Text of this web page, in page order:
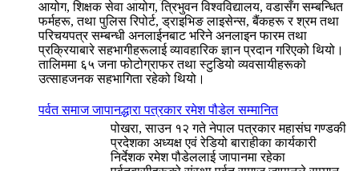
आयोग, शिक्षक सेवा आयोग, त्रिभुवन विश्वविद्यालय, वडासँग सम्बन्धित
फर्महरू, तथा पुलिस रिपोर्ट, ड्राइभिङ लाइसेन्स, बैंकहरू र श्रम तथा
परिचयपत्र सम्बन्धी अनलाईनबाट भरिने अनलाइन फारम तथा
प्रक्रियाबारे सहभागीहरूलाई व्यावहारिक ज्ञान प्रदान गरिएको थियो।
तालिममा ६५ जना फोटोग्राफर तथा स्टुडियो व्यवसायीहरूको
उत्साहजनक सहभागिता रहेको थियो।
पर्वत समाज जापानद्धारा पत्रकार रमेश पौडेल सम्मानित
पोखरा, साउन १२ गते नेपाल पत्रकार महासंघ गण्डकी
प्रदेशका अध्यक्ष एवं रेडियो बाराहीका कार्यकारी
निर्देशक रमेश पौडेललाई जापानमा रहेका